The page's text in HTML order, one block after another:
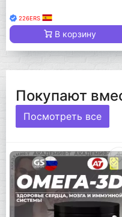
226ERS
В корзину
Покупают
Посмотреть все